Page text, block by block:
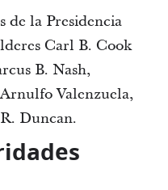
de la Presidencia
Carl B. Cook
B. Nash,
Valenzuela,
Duncan.